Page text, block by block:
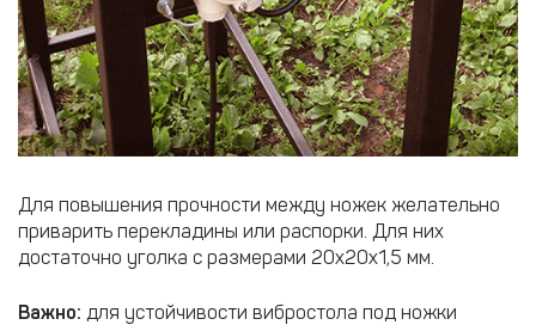
Для повышения прочности между ножек желательно
приварить перекладины или распорки. Для них
достаточно уголка с размерами 20х20х1,5 мм.
Важно: для устойчивости вибростола под ножки